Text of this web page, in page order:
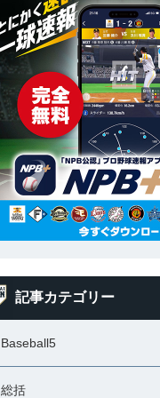
記事カテゴリー
Baseball5
総括